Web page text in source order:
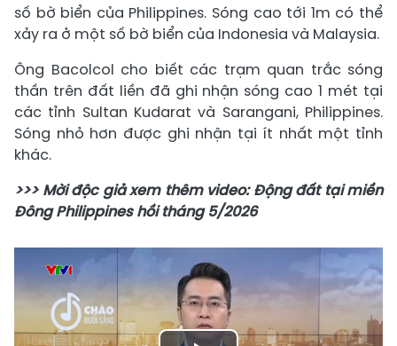
số bờ biển của Philippines. Sóng cao tới 1m có thể
xảy ra ở một số bờ biển của Indonesia và Malaysia.
Ông Bacolcol cho biết các trạm quan trắc sóng
thần trên đất liền đã ghi nhận sóng cao 1 mét tại
các tỉnh Sultan Kudarat và Sarangani, Philippines.
Sóng nhỏ hơn được ghi nhận tại ít nhất một tỉnh
khác.
>>> Mời độc giả xem thêm video: Động đất tại miền
Đông Philippines hồi tháng 5/2026